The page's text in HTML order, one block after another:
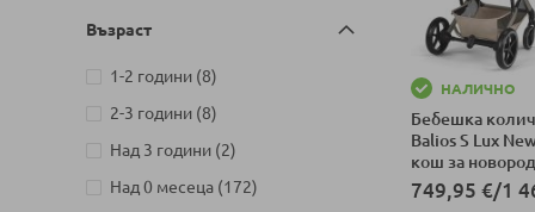
НАЛИЧНО
Бебешка
Balios S Lux
кош за
749,95 €/1
Възраст
1-2 години 8
артикули
2-3 години 8
артикули
Над 3 години 2
артикули
Над 0 месеца 172
артикули